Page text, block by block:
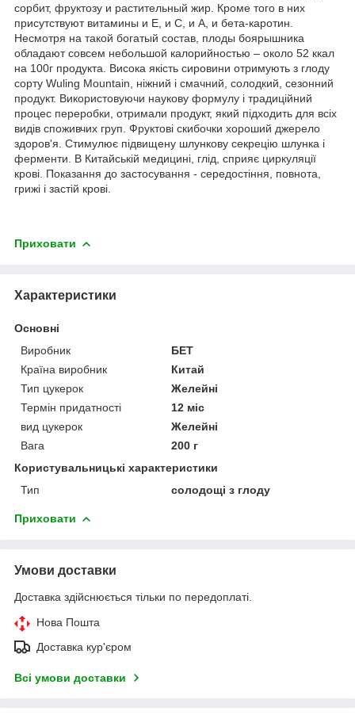
сорбит, фруктозу и растительный жир. Кроме того в них
присутствуют витамины и Е, и С, и А, и бета-каротин.
Несмотря на такой богатый состав, плоды боярышника
обладают совсем небольшой калорийностью – около 52 ккал
на 100г продукта. Висока якість сировини отримують з глоду
сорту Wuling Mountain, ніжний і смачний, солодкий, сезонний
продукт. Використовуючи наукову формулу і традиційний
процес переробки, отримали продукт, який підходить для всіх
видів споживчих груп. Фруктові скибочки хороший джерело
здоров'я. Стимулює підвищену шлункову секрецію шлунка і
ферменти. В Китайській медицині, глід, сприяє циркуляції
крові. Показання до застосування - середостіння, повнота,
грижі і застій крові.
Приховати
Характеристики
Основні
Виробник
БЕТ
Країна виробник
Китай
Тип цукерок
Желейні
Термін придатності
12 міс
вид цукерок
Желейні
Вага
200 г
Користувальницькі характеристики
Тип
солодощі з глоду
Приховати
Умови доставки
Доставка здійснюється тільки по передоплаті.
Нова Пошта
Доставка кур'єром
Всі умови доставки